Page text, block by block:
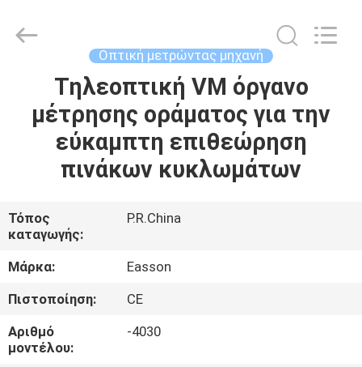
ΣΠΊΤΙ
ΠΡΟΪΌΝΤΑ
ΜΕ
ΕΜΆΣ
ΕΠΙΣΚΈΨΕΙΣ
ΣΤΟ
ΕΡΓΟΣΤΆΣΙΟ
Technology
Οπτική μετρώντας μηχανή
Τηλεοπτική VM όργανο
μέτρησης οράματος για την
εύκαμπτη επιθεώρηση
πινάκων κυκλωμάτων
Τόπος
καταγωγής:
P.R.China
Μάρκα:
Easson
Πιστοποίηση:
CE
Αριθμό
μοντέλου:
-4030